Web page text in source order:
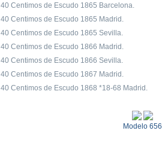
40 Centimos de Escudo 1865 Barcelona.
40 Centimos de Escudo 1865 Madrid.
40 Centimos de Escudo 1865 Sevilla.
40 Centimos de Escudo 1866 Madrid.
40 Centimos de Escudo 1866 Sevilla.
40 Centimos de Escudo 1867 Madrid.
40 Centimos de Escudo 1868 *18-68 Madrid.
Modelo 656